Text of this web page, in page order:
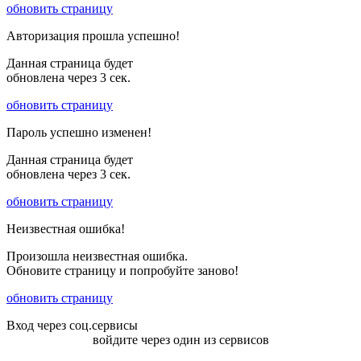
обновить страницу
Авторизация прошла успешно!
Данная страница будет
обновлена через 3 сек.
обновить страницу
Пароль успешно изменен!
Данная страница будет
обновлена через 3 сек.
обновить страницу
Неизвестная ошибка!
Произошла неизвестная ошибка.
Обновите страницу и попробуйте заново!
обновить страницу
Вход через соц.сервисы
войдите через один из сервисов